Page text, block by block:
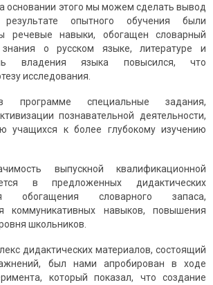
основании этого мы можем сделать вывод
опытного обучения были
речевые навыки, обогащен словарный
знания о русском языке, литературе и
владения языка повысился, что
исследования.
программе специальные задания,
познавательной деятельности,
учащихся к более глубокому изучению
выпускной квалификационной
в предложенных дидактических
обогащения словарного запаса,
коммуникативных навыков, повышения
школьников.
дидактических материалов, состоящий
был нами апробирован в ходе
который показал, что создание